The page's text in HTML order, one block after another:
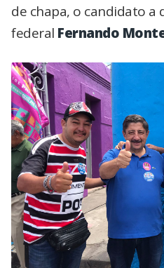
de chapa, o candidato a
federal Fernando